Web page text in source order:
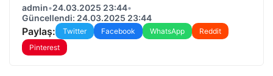
admin•24.03.2025 23:44•
Güncellendi: 24.03.2025 23:44
Paylaş: Twitter Facebook WhatsApp
Reddit
Pinterest